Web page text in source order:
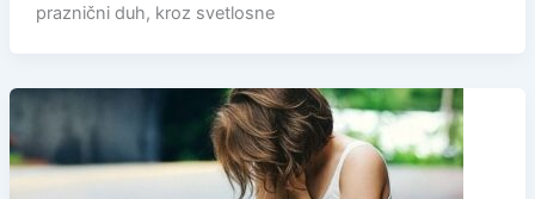
praznični duh, kroz svetlosne